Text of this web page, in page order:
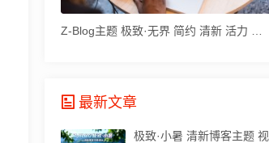
最新文章
极致·小暑 清新博客主题 视